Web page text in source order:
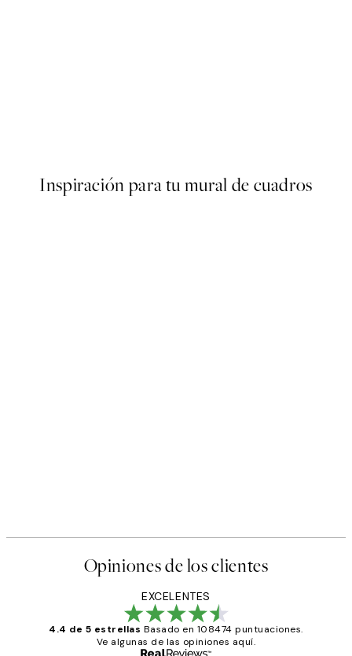
Inspiración para tu mural de cuadros
Opiniones de los clientes
EXCELENTES
4.4 de 5 estrellas Basado en 108474 puntuaciones.
Ve algunas de las opiniones aquí.